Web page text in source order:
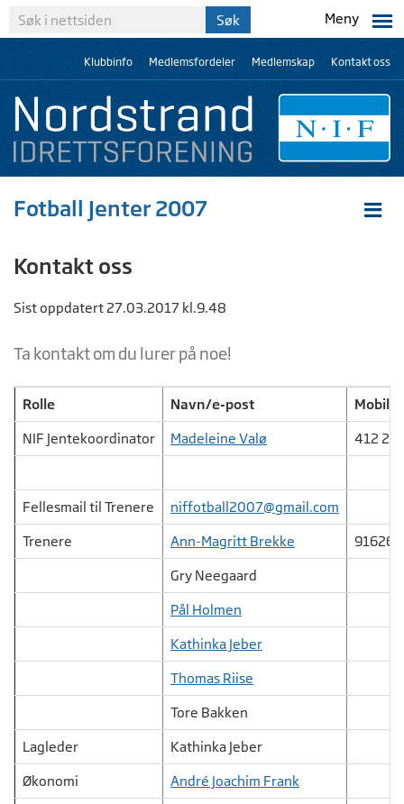
Meny
Klubbinfo Medlemsfordeler Medlemskap Kontakt oss
Fotball Jenter 2007
Kontakt oss
Sist oppdatert 27.03.2017 kl.9.48
Ta kontakt om du lurer på noe!
Rolle Navn/e-post Mobil
NIF Jentekoordinator Madeleine Valø 412 20
Fellesmail til Trenere
niffotball2007@gmail.com
Trenere
Ann-Magritt Brekke
Gry Neegaard
Pål Holmen
Kathinka Jeber
Thomas Riise
Tore Bakken
Lagleder
Kathinka Jeber
Økonomi
André Joachim Frank